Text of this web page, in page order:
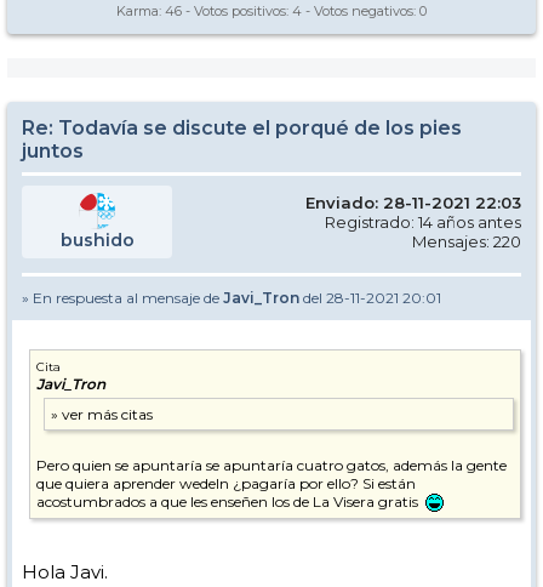
Karma: 46 - Votos positivos: 4 - Votos negativos: 0
Re: Todavía se discute el porqué de los pies
juntos
bushido
Enviado: 28-11-2021 22:03
Registrado: 14 años antes
Mensajes: 220
» En respuesta al mensaje de Javi_Tron del 28-11-2021 20:01
Cita
Javi_Tron
Pero quien se apuntaría se apuntaría cuatro gatos, además la gente
que quiera aprender wedeln ¿pagaría por ello? Si están
acostumbrados a que les enseñen los de La Visera gratis
Hola Javi.